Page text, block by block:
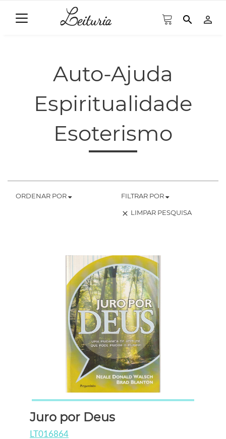
search person_outline
Auto-Ajuda
Espiritualidade
Esoterismo
ORDENAR POR FILTRAR POR
clear LIMPAR PESQUISA
Juro por Deus
LT016864